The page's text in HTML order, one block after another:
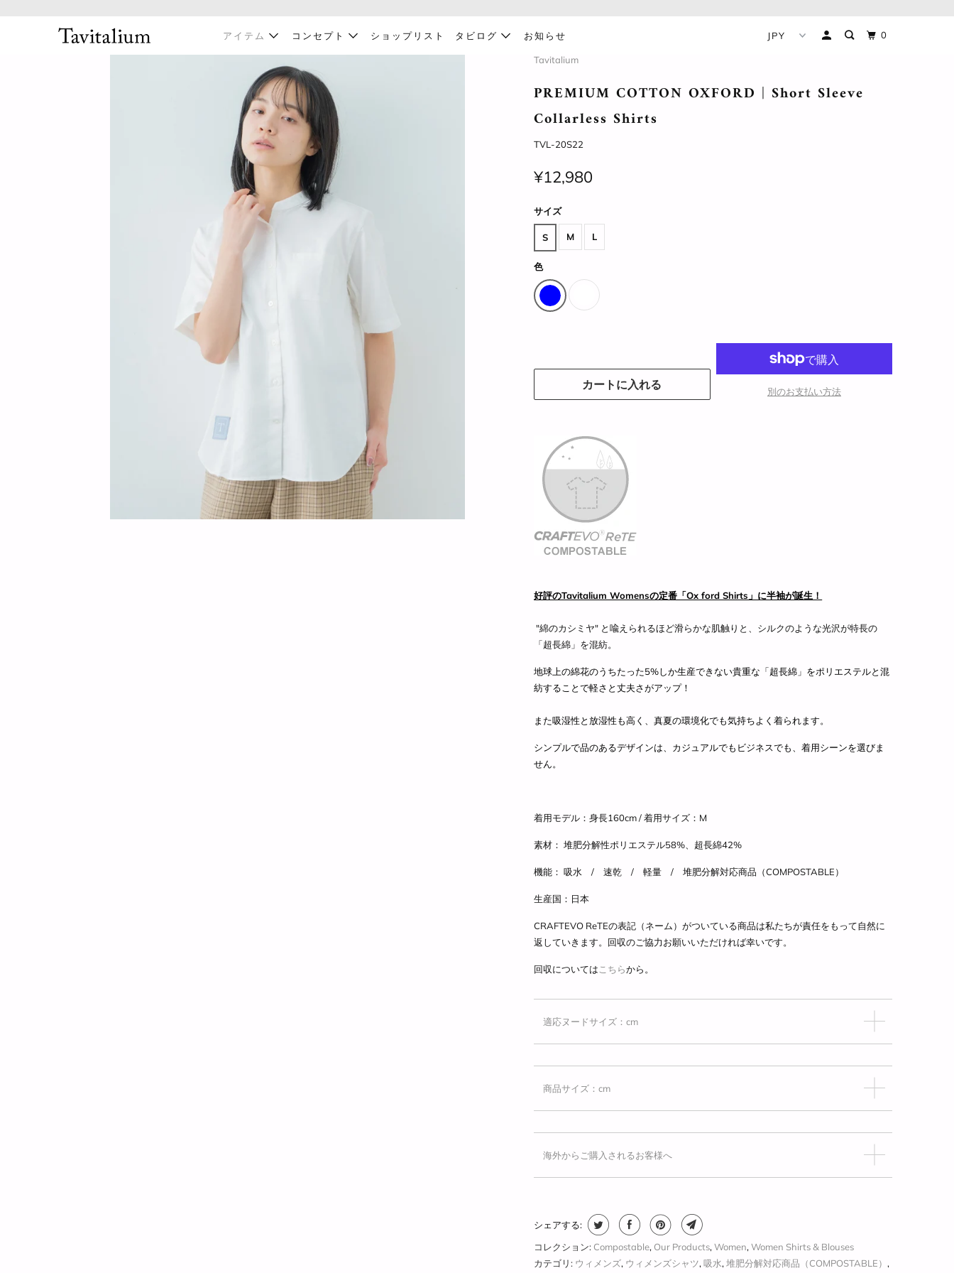
0
アイテム コンセプト ショップリスト タビログ お知らせ
Tavitalium
PREMIUM COTTON OXFORD | Short Sleeve
Collarless Shirts
TVL-20S22
¥12,980
サイズ
S M L
色
カートに入れる
別のお支払い方法
好評のTavitalium Womensの定番「Ox ford Shirts」に半袖が誕生！
"綿のカシミヤ" と喩えられるほど滑らかな肌触りと、シルクのような光沢が特長の
「超長綿」を混紡。
地球上の綿花のうちたった5%しか生産できない貴重な 「超長綿」をポリエステルと混
紡することで軽さと丈夫さがアップ！
また吸湿性と放湿性も高く、真夏の環境化でも気持ちよく着られます。
シンプルで品のあるデザインは、カジュアルでもビジネスでも、着用シーンを選びま
せん。
着用モデル：身長160cm / 着用サイズ ：M
素材： 堆肥分解性ポリエステル58%、超長綿42%
機能： 吸水 / 速乾 / 軽量 /堆肥分解対応商品（COMPOSTABLE）
生産国：日本
CRAFTEVO ReTEの表記（ネーム）がついている商品は私たちが責任をもって自然に
返していきます。回収のご協力お願いいただければ幸いです。
回収については こちらから。
適応ヌードサイズ：cm
商品サイズ：cm
海外からご購入されるお客様へ
シェアする:
コレクション: Compostable, Our Products,Women,Women Shirts & Blouses
カテゴリ: ウィメンズ, ウィメンズシャツ,吸水,堆肥分解対応商品（COMPOSTABLE） ,